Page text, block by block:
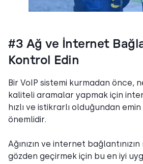
#3 Ağ ve İnternet
Kontrol Edin
Bir VoIP sistemi kurmadan önce,
kaliteli aramalar yapmak için
hızlı ve istikrarlı olduğundan
önemlidir.
Ağınızın ve internet bağlantınızın
gözden geçirmek için bu en iyi